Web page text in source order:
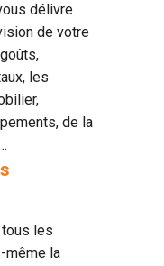
délivre
de votre
les
de la
les
même la